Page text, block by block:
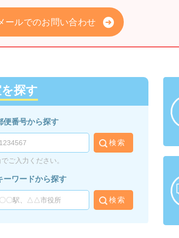
ールでのお問い合わせ
探す
便番号から探す
検索
ご入力ください。
ーワードから探す
検索